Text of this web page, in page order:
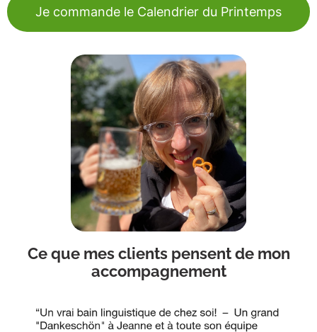
Je commande le Calendrier du Printemps
Ce que mes clients pensent de mon
accompagnement